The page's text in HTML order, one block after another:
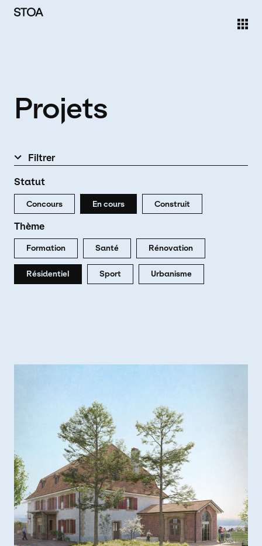
Aller au contenu principal
Projets
Filtrer
Statut
Concours En cours Construit
Thème
Formation Santé Rénovation
Résidentiel Sport Urbanisme